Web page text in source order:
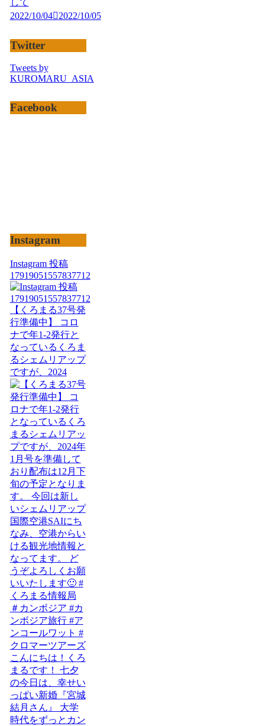
して
2022/10/04
2022/10/05
Twitter
Tweets by
KUROMARU_ASIA
Facebook
Instagram
Instagram 投稿
17919051557837712
【くろまる37号発
行準備中】 コロ
ナで年1-2発行と
なっているくろま
るシェムリアップ
ですが、2024
こんにちは！くろ
まるです！ 七夕
の今日は、幸せい
っぱい新婚『宮城
結月さん』 大学
時代をずっとカン